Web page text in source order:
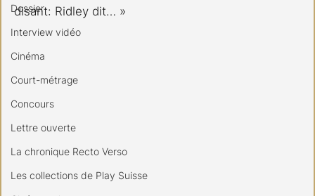
Dossier
Interview vidéo
Cinéma
Court-métrage
Concours
Lettre ouverte
La chronique Recto Verso
Les collections de Play Suisse
disant: Ridley dit… »